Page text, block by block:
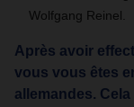
Wolfgang Reinel.
Après avoir
vous vous êtes
allemandes.